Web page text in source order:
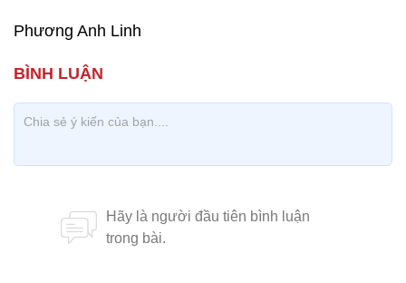
Phương Anh Linh